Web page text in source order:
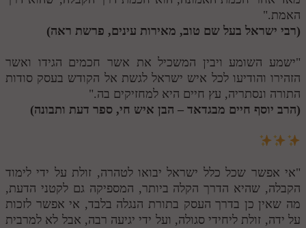
האמת."
(רבי ישראל בעל שם טוב, מאירות עינים, פרשת ראה)
"ישמע השומע ויבין המשכיל את אשר חכמים הגידו ואשר
הזהירו והודיעו לכל איש ישראל לגשת אל הקודש בעסק סודות
התורה ונסתריה, עץ חיים היא למחזיקים בה."
(הרב יוסף חיים מבגדאד – הבן איש חי, ספר דעת ותבונה)
"אי אפשר שכל כלל ישראל יבואו לטהרה, זולת על ידי לימוד
הקבלה, שהיא הדרך הקלה ביותר, המספיקה גם לקטני הדעת,
מה שאין כן בדרך העסק בתורת הנגלה בלבד, אי אפשר לזכות
על ידה, זולת ליחידי סגולה, ועל ידי יגיעה רבה, אבל לא למרבית